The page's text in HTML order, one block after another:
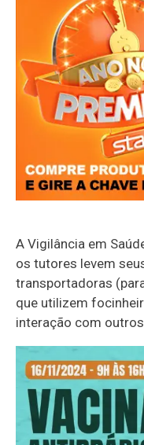
A Vigilância em
os tutores levem
transportadoras
que utilizem
interação com